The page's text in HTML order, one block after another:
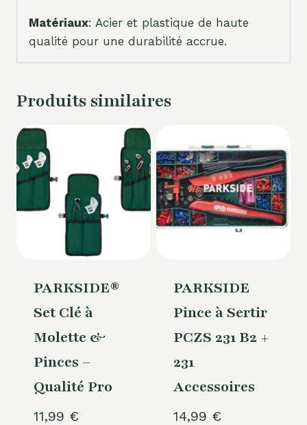
Matériaux: Acier et plastique de haute
qualité pour une durabilité accrue.
Produits similaires
PARKSIDE®
Set Clé à
Molette &
Pinces –
Qualité Pro
11,99 €
PARKSIDE
Pince à Sertir
PCZS 231 B2 +
231
Accessoires
14,99 €